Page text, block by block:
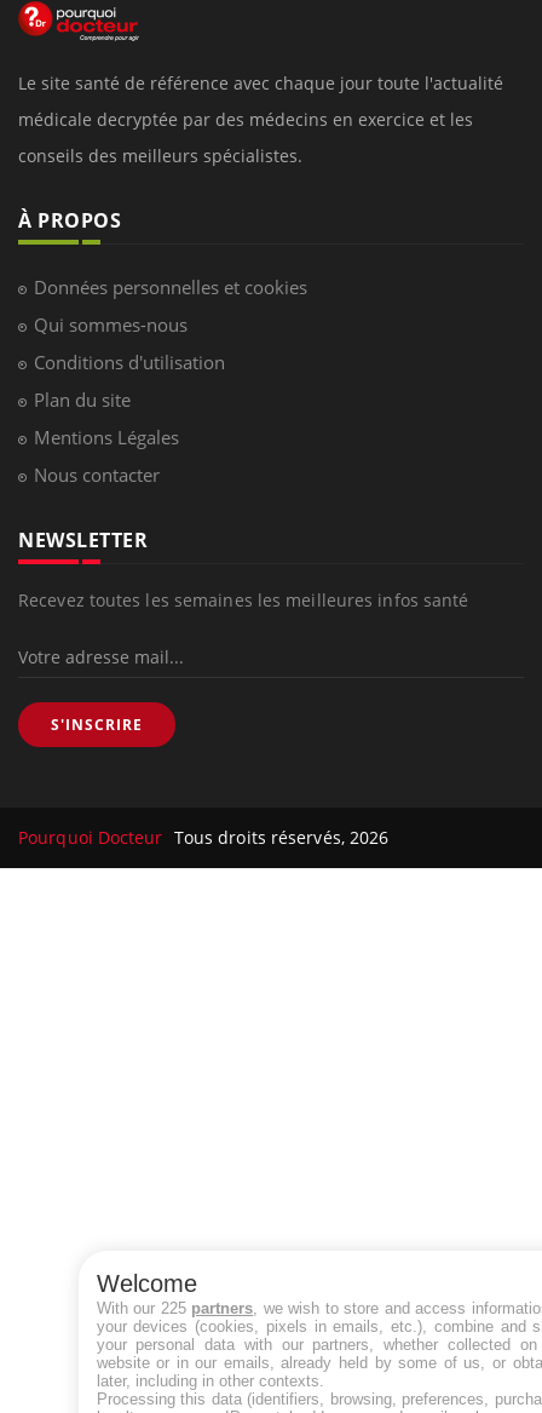
Le site santé de référence avec chaque jour toute l'actualité
médicale decryptée par des médecins en exercice et les
conseils des meilleurs spécialistes.
À PROPOS
Données personnelles et cookies
Qui sommes-nous
Conditions d'utilisation
Plan du site
Mentions Légales
Nous contacter
NEWSLETTER
Recevez toutes les semaines les meilleures infos santé
S'INSCRIRE
Pourquoi Docteur Tous droits réservés, 2026
Welcome
With our 225 partners , we wish to store and access
your devices (cookies, pixels in emails, etc.), combine and
your personal data with our partners, whether collected
website or in our emails, already held by some of us, or
later, including in other contexts.
Processing this data (identifiers, browsing, preferences,